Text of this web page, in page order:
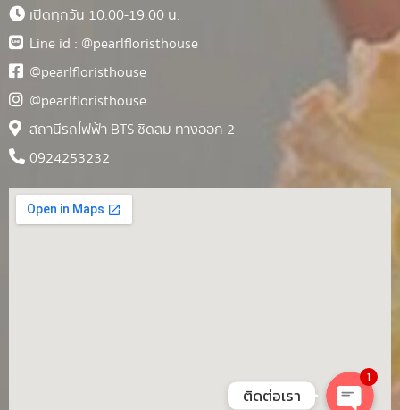
เปิดทุกวัน 10.00-19.00 น.
Line id : @pearlfloristhouse
@pearlfloristhouse
@pearlfloristhouse
สถานีรถไฟฟ้า BTS ชิดลม ทางออก 2
0924253232
1
ติดต่อเรา